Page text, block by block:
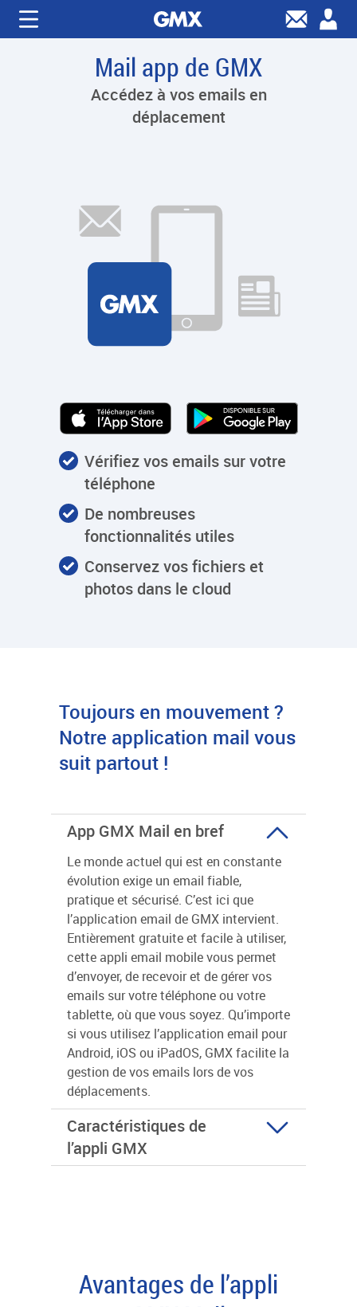
Mail app de GMX
Accédez à vos emails en
déplacement
Vérifiez vos emails sur votre
téléphone
De nombreuses
fonctionnalités utiles
Conservez vos fichiers et
photos dans le cloud
Toujours en mouvement ?
Notre application mail vous
suit partout !
App GMX Mail en bref
Le monde actuel qui est en constante
évolution exige un email fiable,
pratique et sécurisé. C’est ici que
l’application email de GMX intervient.
Entièrement gratuite et facile à utiliser,
cette appli email mobile vous permet
d’envoyer, de recevoir et de gérer vos
emails sur votre téléphone ou votre
tablette, où que vous soyez. Qu’importe
si vous utilisez l’application email pour
Android, iOS ou iPadOS, GMX facilite la
gestion de vos emails lors de vos
déplacements.
Caractéristiques de
l’appli GMX
Avantages de l’appli